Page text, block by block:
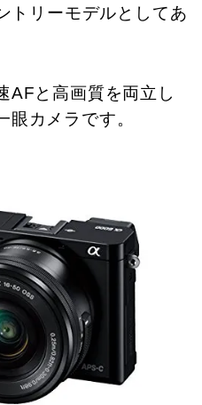
トリーモデルとしてあ
AFと高画質を両立し
眼カメラです。